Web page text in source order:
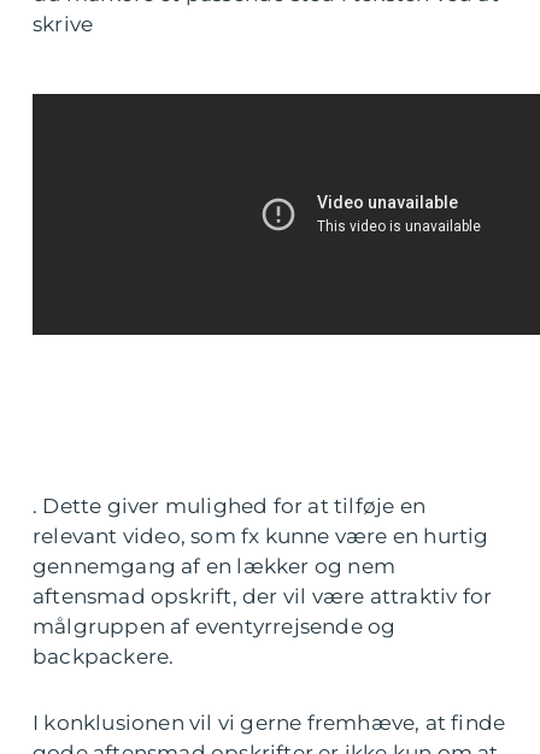
skrive
. Dette giver mulighed for at tilføje en
relevant video, som fx kunne være en hurtig
gennemgang af en lækker og nem
aftensmad opskrift, der vil være attraktiv for
målgruppen af eventyrrejsende og
backpackere.
I konklusionen vil vi gerne fremhæve, at finde